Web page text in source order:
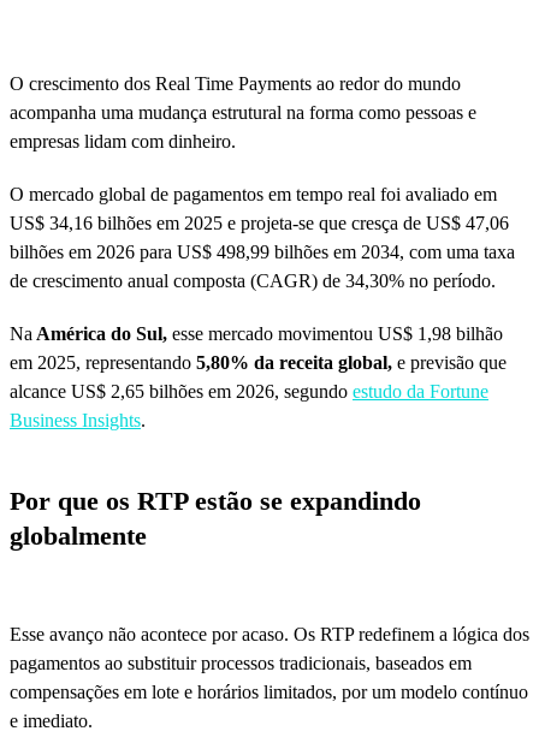
O crescimento dos Real Time Payments ao redor do mundo
acompanha uma mudança estrutural na forma como pessoas e
empresas lidam com dinheiro.
O mercado global de pagamentos em tempo real foi avaliado em
US$ 34,16 bilhões em 2025 e projeta-se que cresça de US$ 47,06
bilhões em 2026 para US$ 498,99 bilhões em 2034, com uma taxa
de crescimento anual composta (CAGR) de 34,30% no período.
Na América do Sul, esse mercado movimentou US$ 1,98 bilhão
em 2025, representando 5,80% da receita global, e previsão que
alcance US$ 2,65 bilhões em 2026, segundo estudo da Fortune
Business Insights.
Por que os RTP estão se expandindo
globalmente
Esse avanço não acontece por acaso. Os RTP redefinem a lógica dos
pagamentos ao substituir processos tradicionais, baseados em
compensações em lote e horários limitados, por um modelo contínuo
e imediato.